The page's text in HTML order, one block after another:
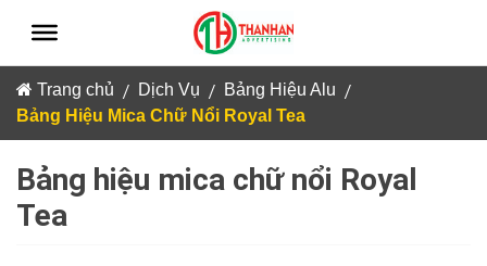
content
Trang chủ / Dịch Vụ / Bảng Hiệu Alu /
Bảng Hiệu Mica Chữ Nổi Royal Tea
Bảng hiệu mica chữ nổi Royal
Tea